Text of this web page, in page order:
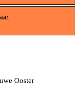
Ooster